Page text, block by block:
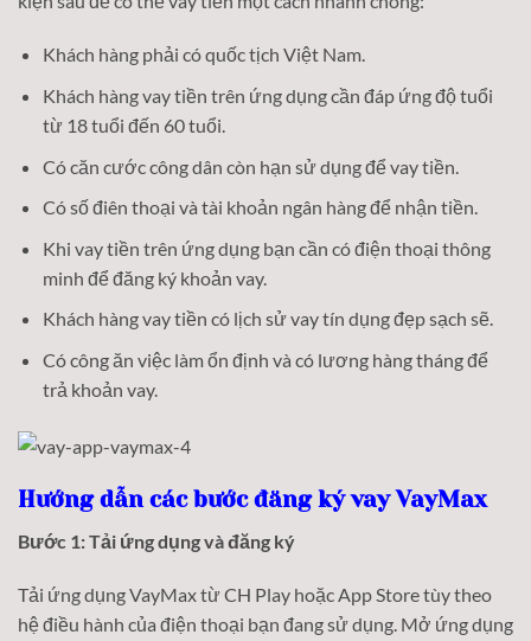
Khách hàng phải có quốc tịch Việt Nam.
Khách hàng vay tiền trên ứng dụng cần đáp ứng độ tuổi
từ 18 tuổi đến 60 tuổi.
Có căn cước công dân còn hạn sử dụng để vay tiền.
Có số điên thoại và tài khoản ngân hàng để nhận tiền.
Khi vay tiền trên ứng dụng bạn cần có điện thoại thông
minh để đăng ký khoản vay.
Khách hàng vay tiền có lịch sử vay tín dụng đẹp sạch sẽ.
Có công ăn việc làm ổn định và có lương hàng tháng để
trả khoản vay.
Hướng dẫn các bước đăng ký vay VayMax
Bước 1: Tải ứng dụng và đăng ký
Tải ứng dụng VayMax từ CH Play hoặc App Store tùy theo
hệ điều hành của điện thoại bạn đang sử dụng. Mở ứng dụng